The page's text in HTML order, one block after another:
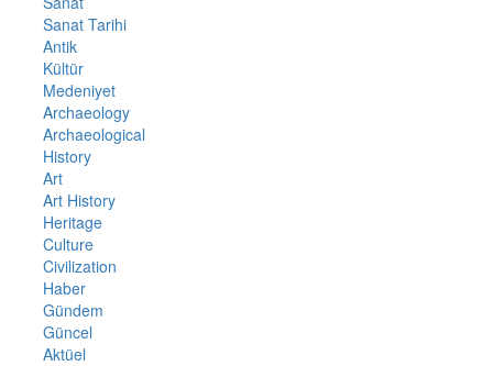
Sanat Tarihi
Antik
Kültür
Medeniyet
Archaeology
Archaeological
History
Art
Art History
Heritage
Culture
Civilization
Haber
Gündem
Güncel
Aktüel